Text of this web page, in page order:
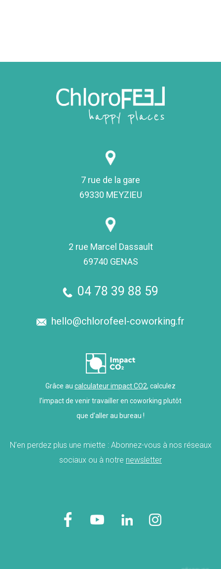
7 rue de la gare
69330 MEYZIEU
2 rue Marcel Dassault
69740 GENAS
04 78 39 88 59
hello@chlorofeel-coworking.fr
Grâce au calculateur impact CO2, calculez
l’impact de venir travailler en coworking plutôt
que d’aller au bureau !
N’en perdez plus une miette : Abonnez-vous à nos réseaux
sociaux ou à notre newsletter